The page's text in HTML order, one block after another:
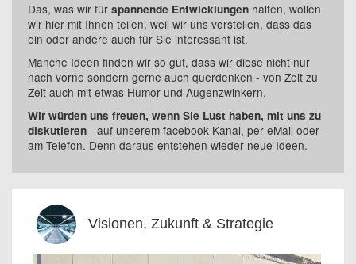
Das, was wir für spannende Entwicklungen halten, wollen
wir hier mit Ihnen teilen, weil wir uns vorstellen, dass das
ein oder andere auch für Sie interessant ist.
Manche Ideen finden wir so gut, dass wir diese nicht nur
nach vorne sondern gerne auch querdenken - von Zeit zu
Zeit auch mit etwas Humor und Augenzwinkern.
Wir würden uns freuen, wenn Sie Lust haben, mit uns zu
diskutieren - auf unserem facebook-Kanal, per eMail oder
am Telefon. Denn daraus entstehen wieder neue Ideen.
Visionen, Zukunft & Strategie